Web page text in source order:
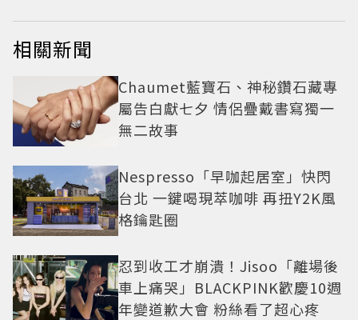
相關新聞
Chaumet藍寶石、神秘鑽石藏專
屬告白獻七夕 情侶疊戴書寫獨一
無二故事
Nespresso「早咖起居室」快閃
台北 一鍵喝現萃咖啡 再扭Y2K風
格鑰匙圈
忍到收工才崩潰！Jisoo「離場後
車上痛哭」BLACKPINK歡慶10週
年變道歉大會 粉絲看了超心疼